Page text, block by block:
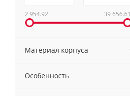
2 954.92 39 656.61
Материал корпуса
Особенность